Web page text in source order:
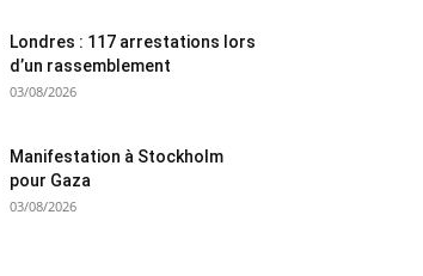
Londres : 117 arrestations lors
d’un rassemblement
03/08/2026
Manifestation à Stockholm
pour Gaza
03/08/2026